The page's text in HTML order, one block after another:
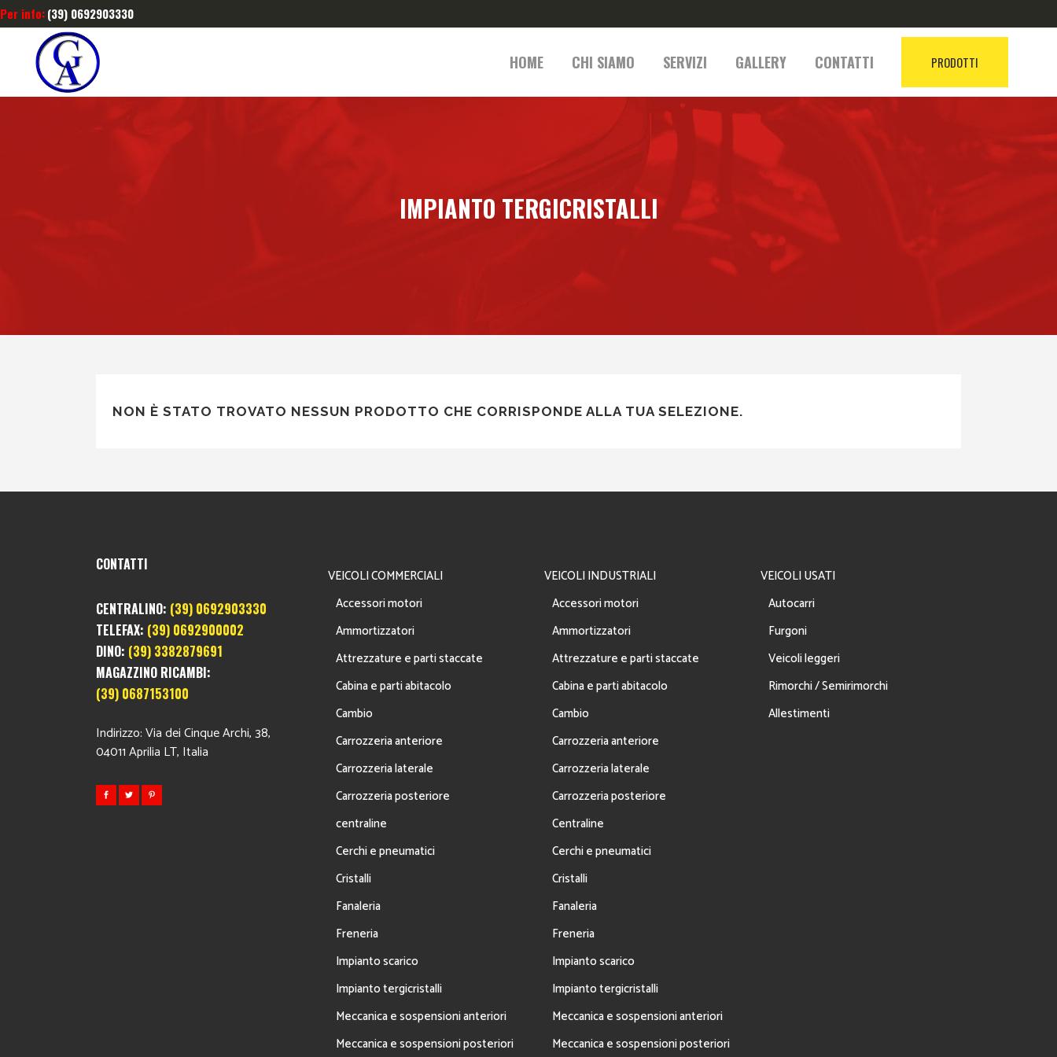
Per info:(39) 0692903330
PRODOTTI
HOME CHI SIAMO SERVIZI GALLERY CONTATTI
IMPIANTO TERGICRISTALLI
NON È STATO TROVATO NESSUN PRODOTTO CHE CORRISPONDE ALLA TUA SELEZIONE.
CONTATTI
CENTRALINO: (39) 0692903330
TELEFAX: (39) 0692900002
DINO: (39) 3382879691
MAGAZZINO RICAMBI:
(39) 0687153100
Indirizzo: Via dei Cinque Archi, 38,
04011 Aprilia LT, Italia
VEICOLI COMMERCIALI
Accessori motori
Ammortizzatori
Attrezzature e parti staccate
Cabina e parti abitacolo
Cambio
Carrozzeria anteriore
Carrozzeria laterale
Carrozzeria posteriore
centraline
Cerchi e pneumatici
Cristalli
Fanaleria
Freneria
Impianto scarico
Impianto tergicristalli
Meccanica e sospensioni anteriori
Meccanica e sospensioni posteriori
VEICOLI INDUSTRIALI
Accessori motori
Ammortizzatori
Attrezzature e parti staccate
Cabina e parti abitacolo
Cambio
Carrozzeria anteriore
Carrozzeria laterale
Carrozzeria posteriore
Centraline
Cerchi e pneumatici
Cristalli
Fanaleria
Freneria
Impianto scarico
Impianto tergicristalli
Meccanica e sospensioni anteriori
Meccanica e sospensioni posteriori
VEICOLI USATI
Autocarri
Furgoni
Veicoli leggeri
Rimorchi / Semirimorchi
Allestimenti